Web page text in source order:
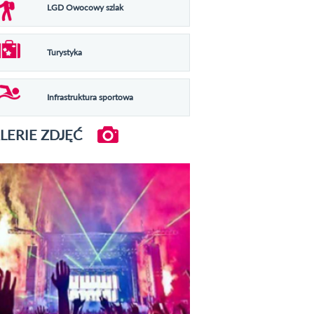
LGD Owocowy szlak
Turystyka
Infrastruktura sportowa
ZDJĘĆ